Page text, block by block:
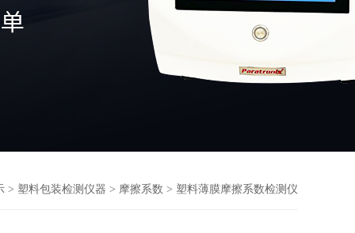
> 塑料包装检测仪器 > 摩擦系数 > 塑料薄膜摩擦系数检测仪